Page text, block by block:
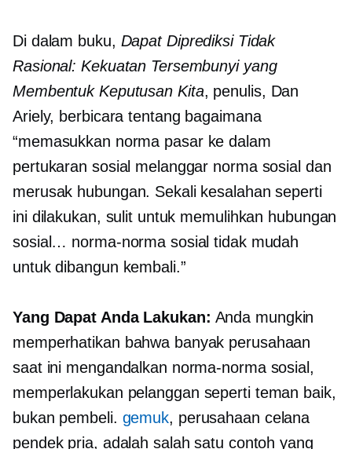
Di dalam buku, Dapat Diprediksi Tidak
Rasional: Kekuatan Tersembunyi yang
Membentuk Keputusan Kita, penulis, Dan
Ariely, berbicara tentang bagaimana
“memasukkan norma pasar ke dalam
pertukaran sosial melanggar norma sosial dan
merusak hubungan. Sekali kesalahan seperti
ini dilakukan, sulit untuk memulihkan hubungan
sosial… norma-norma sosial tidak mudah
untuk dibangun kembali.”
Yang Dapat Anda Lakukan: Anda mungkin
memperhatikan bahwa banyak perusahaan
saat ini mengandalkan norma-norma sosial,
memperlakukan pelanggan seperti teman baik,
bukan pembeli. gemuk, perusahaan celana
pendek pria, adalah salah satu contoh yang